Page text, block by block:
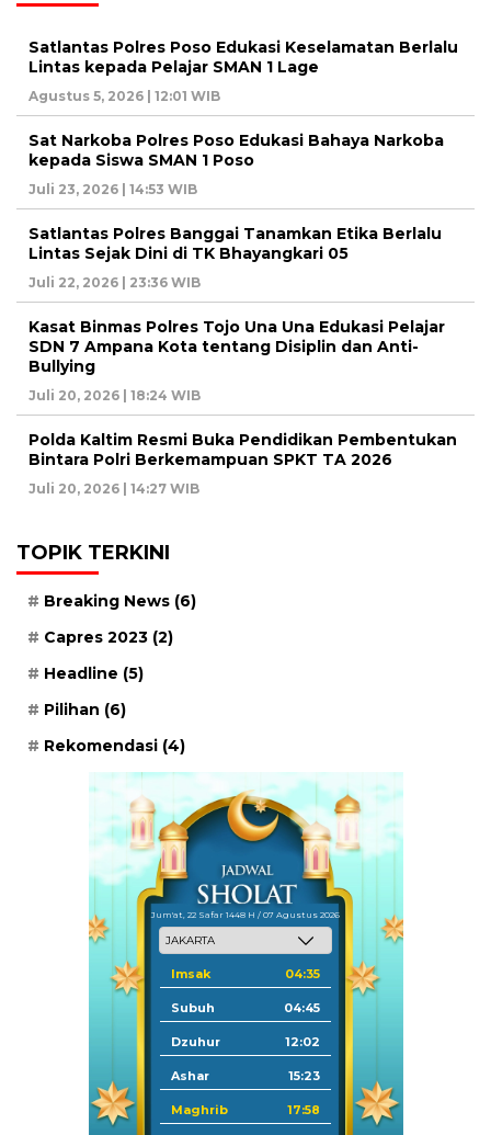
Satlantas Polres Poso Edukasi Keselamatan Berlalu
Lintas kepada Pelajar SMAN 1 Lage
Agustus 5, 2026 | 12:01 WIB
Sat Narkoba Polres Poso Edukasi Bahaya Narkoba
kepada Siswa SMAN 1 Poso
Juli 23, 2026 | 14:53 WIB
Satlantas Polres Banggai Tanamkan Etika Berlalu
Lintas Sejak Dini di TK Bhayangkari 05
Juli 22, 2026 | 23:36 WIB
Kasat Binmas Polres Tojo Una Una Edukasi Pelajar
SDN 7 Ampana Kota tentang Disiplin dan Anti-
Bullying
Juli 20, 2026 | 18:24 WIB
Polda Kaltim Resmi Buka Pendidikan Pembentukan
Bintara Polri Berkemampuan SPKT TA 2026
Juli 20, 2026 | 14:27 WIB
TOPIK TERKINI
Breaking News (6)
Capres 2023 (2)
Headline (5)
Pilihan (6)
Rekomendasi (4)
Jum'at, 22 Safar 1448 H / 07 Agustus 2026
Imsak 04:35
Subuh 04:45
Dzuhur 12:02
Ashar 15:23
Maghrib 17:58